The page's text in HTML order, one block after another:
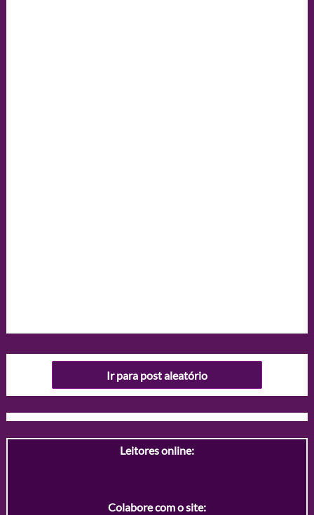
Ir para post aleatório
Leitores online:
Colabore com o site: